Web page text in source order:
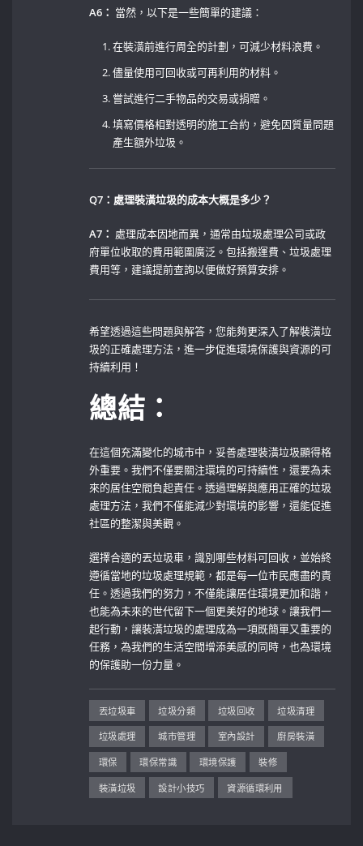
A6： 當然，以下是一些簡單的建議： ⁣
在裝潢前進行周全的計劃，可減少材料浪費。⁤
儘量使用可回收或可再利用的材料。
嘗試進行二手物品的交易或捐贈。 ⁣
填寫價格相對透明的施工合約，避免因質量問題
產生額外垃圾。
Q7：處理裝潢垃圾的成本大概是多少？
A7： 處理成本因地而異，通常由垃圾處理公司或政
府單位收取的費用範圍廣泛。包括搬運費、垃圾處理
費用等，建議提前查詢以便做好預算安排。
希望透過這些問題與解答，您能夠更深入了解裝潢垃
圾的正確處理方法，進一步促進環境保護與資源的可
持續利用！
總結：
在這個充滿變化的城市中，妥善處理裝潢垃圾顯得格
外重要。我們不僅要關注環境的可持續性，還要為未
來的居住空間負起責任。透過理解與應用正確的垃圾
處理方法，我們不僅能減少對環境的影響，還能促進
社區的整潔與美觀。
選擇合適的丟垃圾車，識別哪些材料可回收，並始終
遵循當地的垃圾處理規範，都是每一位市民應盡的責
任。透過我們的努力，不僅能讓居住環境更加和諧，
也能為未來的世代留下一個更美好的地球。讓我們一
起行動，讓裝潢垃圾的處理成為一項既簡單又重要的
任務，為我們的生活空間增添美感的同時，也為環境
的保護助一份力量。
丟垃圾車 垃圾分類 垃圾回收 垃圾清理
垃圾處理 城市管理 室內設計 廚房裝潢
環保 環保常識 環境保護 裝修
裝潢垃圾 設計小技巧 資源循環利用